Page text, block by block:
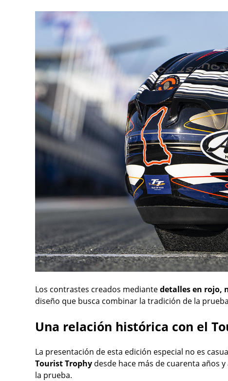
Los contrastes creados mediantedetalles en rojo,
diseño que busca combinar la tradición de la
Una relación histórica con el
La presentación de esta edición especial no es
Tourist Trophy desde hace más de cuarenta años
la prueba.